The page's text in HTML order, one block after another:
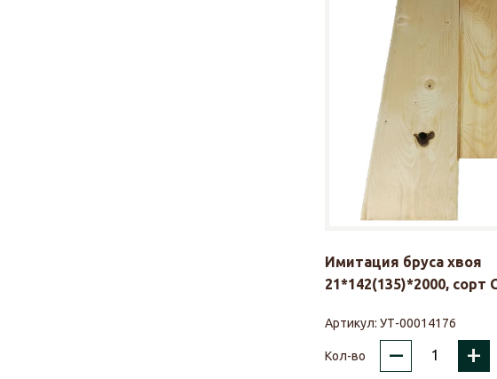
Имитация бруса хвоя
21*142(135)*2000, сорт
Артикул: УТ-00014176
Кол-во – +